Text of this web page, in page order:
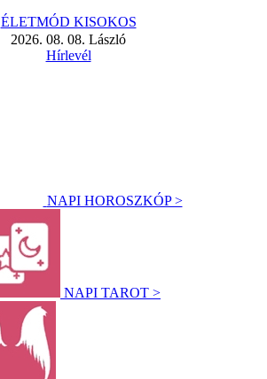
ÉLETMÓD KISOKOS
2026. 08. 08. László
Hírlevél
NAPI HOROSZKÓP >
NAPI TAROT >